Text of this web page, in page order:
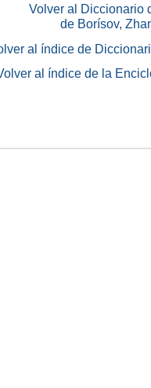
Volver al Diccionario
de Borísov,
al índice de
al índice de la